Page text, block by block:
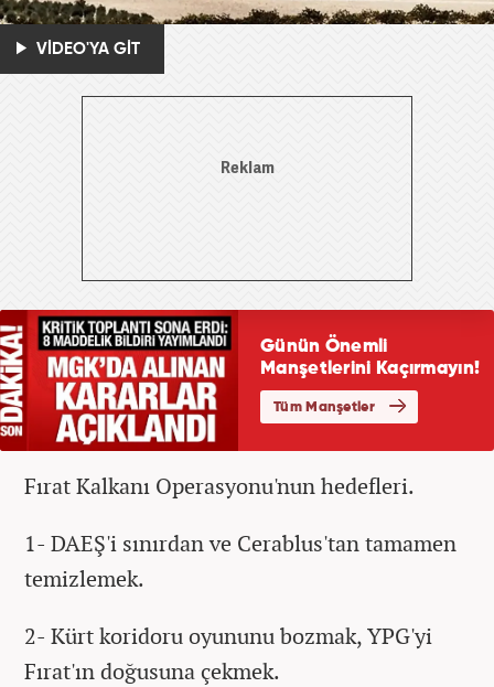
VİDEO'YA GİT
Fırat Kalkanı Operasyonu'nun hedefleri.
1- DAEŞ'i sınırdan ve Cerablus'tan tamamen
temizlemek.
2- Kürt koridoru oyununu bozmak, YPG'yi
Fırat'ın doğusuna çekmek.